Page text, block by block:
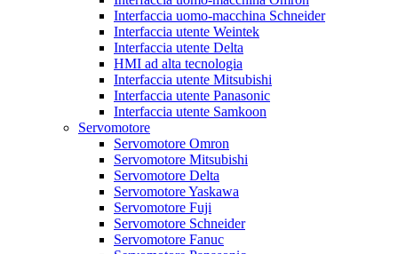
Interfaccia uomo-macchina Schneider
Interfaccia utente Weintek
Interfaccia utente Delta
HMI ad alta tecnologia
Interfaccia utente Mitsubishi
Interfaccia utente Panasonic
Interfaccia utente Samkoon
Servomotore
Servomotore Omron
Servomotore Mitsubishi
Servomotore Delta
Servomotore Yaskawa
Servomotore Fuji
Servomotore Schneider
Servomotore Fanuc